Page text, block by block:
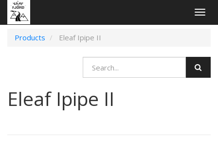
Products
Eleaf Ipipe II
Eleaf Ipipe II